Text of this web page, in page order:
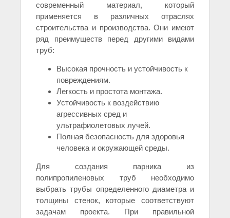
современный материал, который
применяется в различных отраслях
строительства и производства. Они имеют
ряд преимуществ перед другими видами
труб:
Высокая прочность и устойчивость к
повреждениям.
Легкость и простота монтажа.
Устойчивость к воздействию
агрессивных сред и
ультрафиолетовых лучей.
Полная безопасность для здоровья
человека и окружающей среды.
Для создания парника из
полипропиленовых труб необходимо
выбрать трубы определенного диаметра и
толщины стенок, которые соответствуют
задачам проекта. При правильной